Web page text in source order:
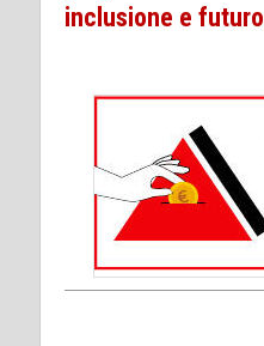
inclusione e futuro